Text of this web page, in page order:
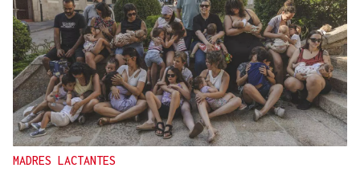
MADRES LACTANTES